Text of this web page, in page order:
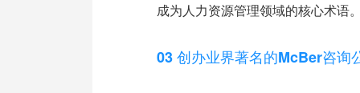
成为人力资源管理领域的核心术语
03 创办业界著名的McBer咨询